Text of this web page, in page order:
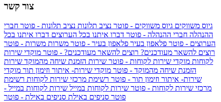
צור קשר
גיוס משווקים גיוס משווקים - פוטר נציב תלונות נציב תלונות - פוטר חברי
ההנהלה חברי ההנהלה - פוטר דברו איתנו בכל הערוצים דברו איתנו בכל
הערוצים - פוטר פלאפון בעיר פלאפון בעיר - פוטר משרות משרות - פוטר
רוצים להשאר מעודכנים? רוצים להשאר מעודכנים? - פוטר מוקדי שירות
לקוחות מוקדי שירות לקוחות - פוטר שירות הזמנת שיחה מהמוקד שירות
הזמנת שיחה מהמוקד - פוטר מוקדי שירות- איתור וזימון תור מוקדי
שירות- איתור וזימון תור - פוטר רשימת מרכזי שירות לקוחות רשימת
מרכזי שירות לקוחות - פוטר שירות לקוחות במייל שירות לקוחות במייל -
פוטר סניפים באילת סניפים באילת - פוטר